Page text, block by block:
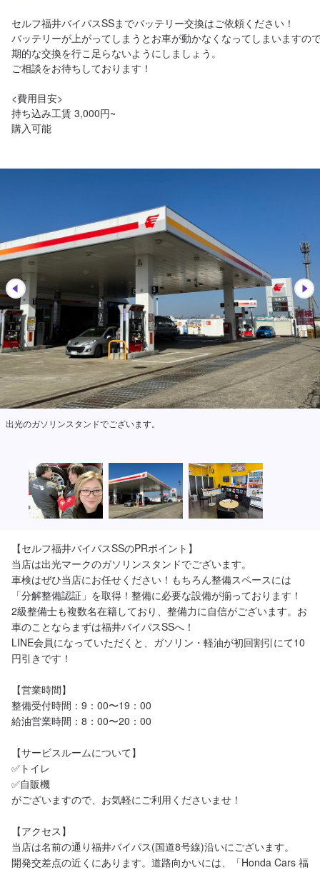
セルフ福井バイパスSSまでバッテリー交換はご依頼ください！
バッテリーが上がってしまうとお車が動かなくなってしまいますの
期的な交換を行こ足らないようにしましょう。
ご相談をお待ちしております！
<費用目安>
持ち込み工賃 3,000円~
購入可能
出光のガソリンスタンドでございます。
【セルフ福井バイパスSSのPRポイント】
当店は出光マークのガソリンスタンドでございます。
車検はぜひ当店にお任せください！もちろん整備スペースには
「分解整備認証」を取得！整備に必要な設備が揃っております！
2級整備士も複数名在籍しており、整備力に自信がございます。お
車のことならまずは福井バイパスSSへ！
LINE会員になっていただくと、ガソリン・軽油が初回割引にて10
円引きです！
【営業時間】
整備受付時間：9：00〜19：00
給油営業時間：8：00〜20：00
【サービスルームについて】
✅トイレ
✅自販機
がございますので、お気軽にご利用くださいませ！
【アクセス】
当店は名前の通り福井バイパス(国道8号線)沿いにございます。
開発交差点の近くにあります。道路向かいには、「Honda Cars 福